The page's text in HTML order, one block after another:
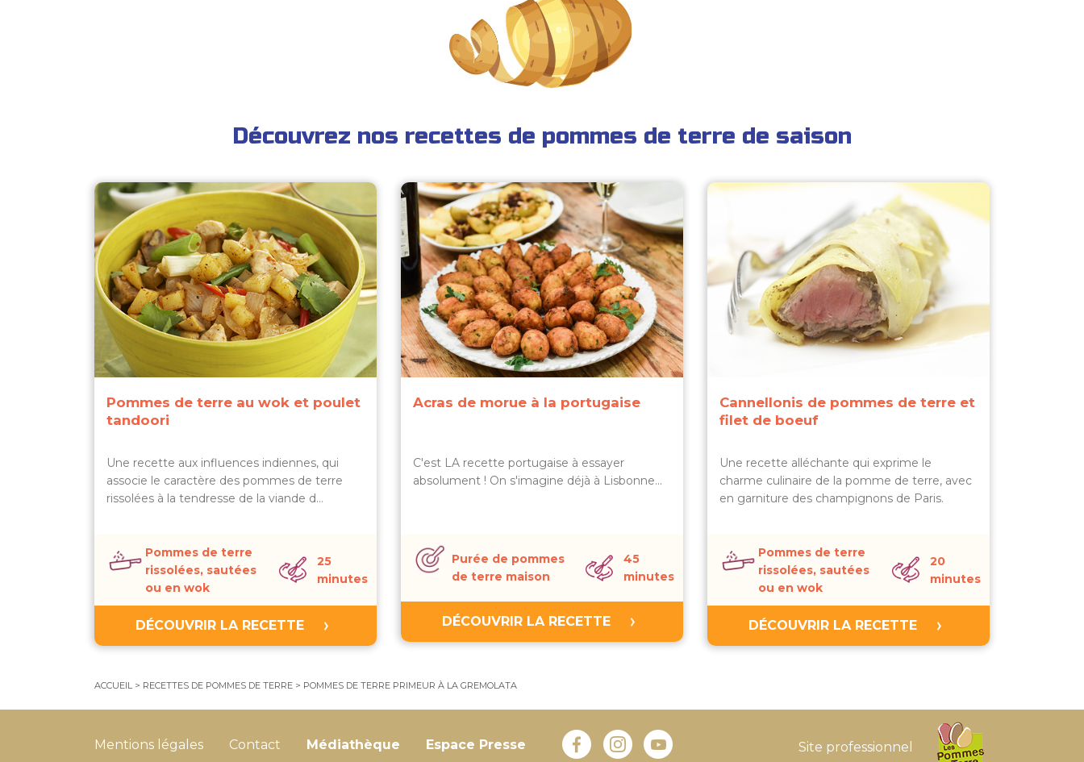
Découvrez nos recettes de pommes de terre de saison
Pommes de terre au wok et poulet
tandoori
Une recette aux influences indiennes, qui
associe le caractère des pommes de terre
rissolées à la tendresse de la viande d…
Pommes de terre
rissolées, sautées
ou en wok
25
minutes
DÉCOUVRIR LA RECETTE
Acras de morue à la portugaise
C'est LA recette portugaise à essayer
absolument ! On s'imagine déjà à Lisbonne...
Purée de pommes
de terre maison
45
minutes
DÉCOUVRIR LA RECETTE
Cannellonis de pommes de terre et
filet de boeuf
Une recette alléchante qui exprime le
charme culinaire de la pomme de terre, avec
en garniture des champignons de Paris.
Pommes de terre
rissolées, sautées
ou en wok
20
minutes
DÉCOUVRIR LA RECETTE
ACCUEIL> RECETTES DE POMMES DE TERRE > POMMES DE TERRE PRIMEUR À LA GREMOLATA
Mentions légales Contact Médiathèque Espace Presse Site professionnel